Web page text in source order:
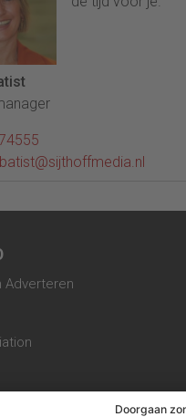
Adverteren